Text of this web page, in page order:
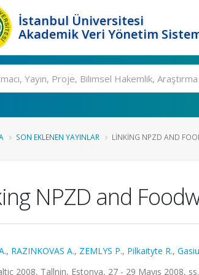
İstanbul Üniversitesi
Akademik Veri Yönetim
SON EKLENEN YAYINLAR LINKING NPZD AND
NPZD and
, RAZINKOVAS A., ZEMLYS P., Pilkaityte R.,
2008, Tallnin, Estonya, 27 - 29 Mayıs 2008,